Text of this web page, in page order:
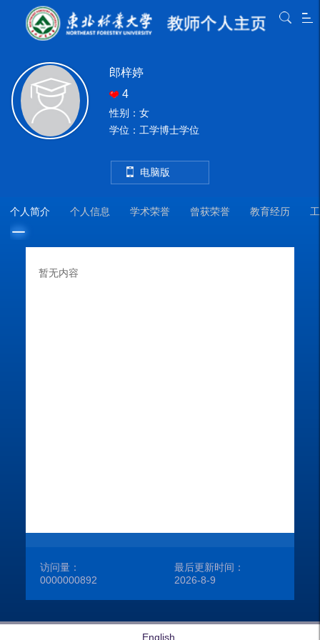
郎梓婷
4
性别：女
学位：工学博士学位
电脑版
个人简介 个人信息 学术荣誉 曾获荣誉 教育经历
暂无内容
访问量：
0000000892
最后更新时间：
2026-8-9
English